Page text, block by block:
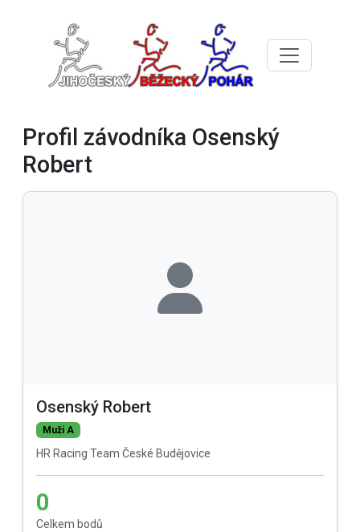
Profil závodníka Osenský
Robert
Osenský Robert
Muži A
HR Racing Team České Budějovice
0
Celkem bodů